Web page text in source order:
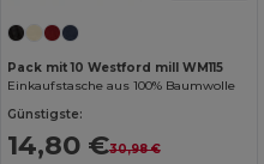
Pack mit 10 Westford mill WM115
Einkaufstasche aus 100% Baumwolle
Günstigste:
14,80 €30,98 €